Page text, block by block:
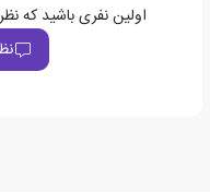
اولین نفری باشید که